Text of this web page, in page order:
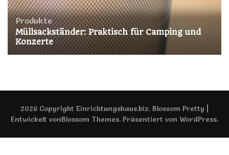
Produkte
Müllsackständer: Praktisch für Camping und
Konzerte
2026 Copyright Einrichtungshaus.biz. Blossom Pretty |
Entwickelt vonBlossom Themes. Präsentiert von WordPress.